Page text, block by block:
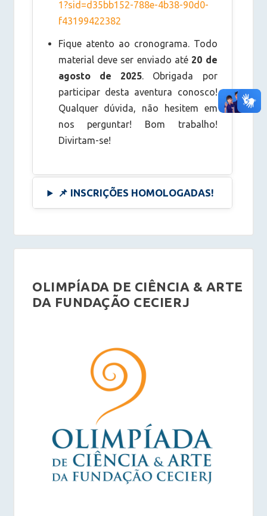
1?sid=d35bb152-788e-4b38-90d0-
f43199422382
Fique atento ao cronograma. Todo
material deve ser enviado até 20 de
agosto de 2025. Obrigada por
participar desta aventura conosco!
Qualquer dúvida, não hesitem em
nos perguntar! Bom trabalho!
Divirtam-se!
📌 INSCRIÇÕES HOMOLOGADAS!
OLIMPÍADA DE CIÊNCIA & ARTE
DA FUNDAÇÃO CECIERJ